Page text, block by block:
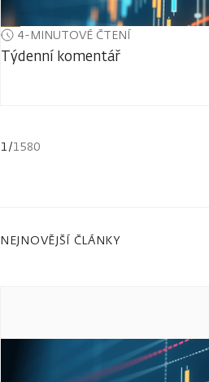
4-MINUTOVÉ ČTENÍ
Týdenní komentář
1/1580
NEJNOVĚJŠÍ ČLÁNKY